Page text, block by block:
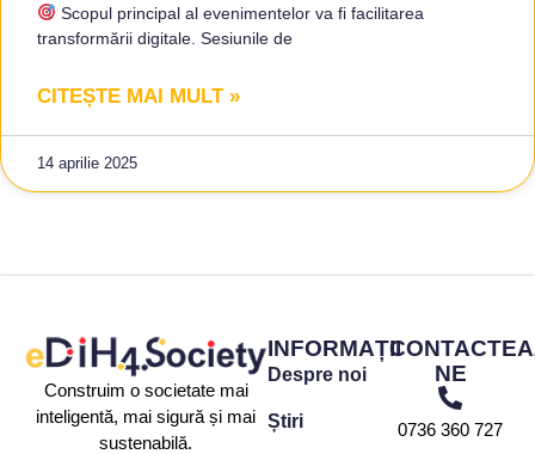
Scopul principal al evenimentelor va fi facilitarea
transformării digitale. Sesiunile de
CITEȘTE MAI MULT »
14 aprilie 2025
Construim o societate mai
inteligentă, mai sigură și mai
sustenabilă.
INFORMAȚII
Despre noi
Știri
NE
0736 360 727